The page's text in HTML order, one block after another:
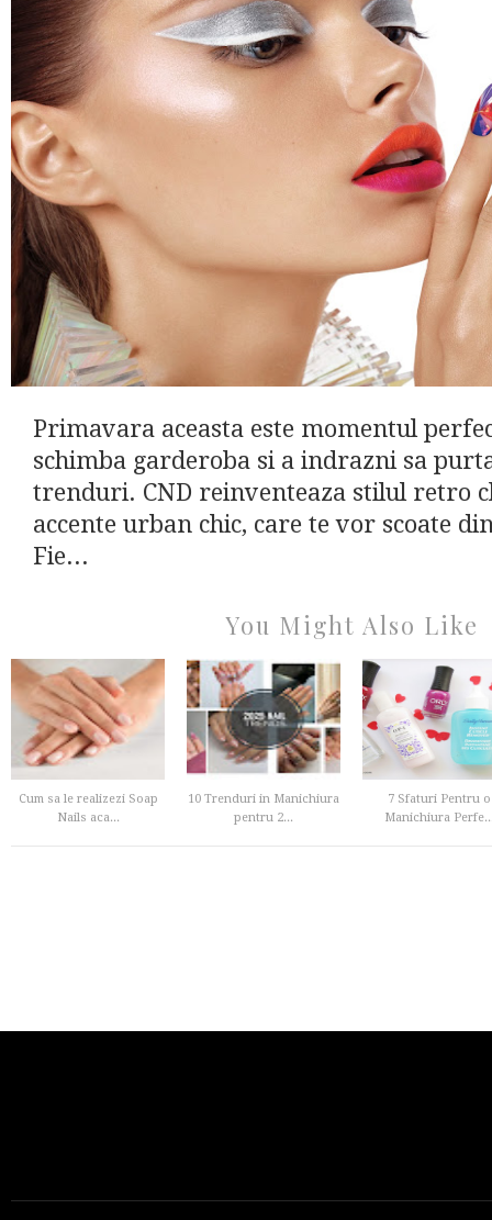
Primavara aceasta este momentul
schimba garderoba si a indrazni sa
trenduri. CND reinventeaza stilul retro
accente urban chic, care te vor scoate
Fie...
You Might Also Like
Cum sa le realizezi Soap
Nails aca...
10 Trenduri in Manichiura
pentru 2...
7 Sfaturi Pentru o
Manichiura